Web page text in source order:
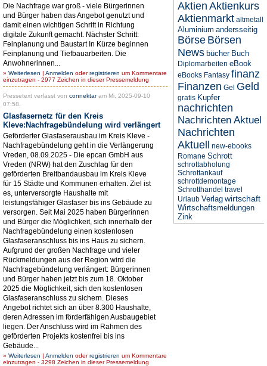
Die Nachfrage war groß - viele Bürgerinnen
und Bürger haben das Angebot genutzt und
damit einen wichtigen Schritt in Richtung
digitale Zukunft gemacht. Nächster Schritt:
Feinplanung und Baustart In Kürze beginnen
Feinplanung und Tiefbauarbeiten. Die
Anwohnerinnen...
» Weiterlesen | Anmelden oderregistrieren um Kommentare
einzutragen - 2977 Zeichen in dieser Pressemeldung
Pressetext verfasst von connektaram Mi, 2025-09-10
07:58.
Glasfasernetz für den Kreis
Kleve:Nachfragebündelung wird verlängert
Geförderter Glasfaserausbau im Kreis Kleve -
Nachfragebündelung geht in die Verlängerung
Vreden, 08.09.2025 - Die epcan GmbH aus
Vreden (NRW) hat den Zuschlag für den
geförderten Breitbandausbau im Kreis Kleve
für 15 Städte und Kommunen erhalten. Ziel ist
es, unterversorgte Haushalte mit
leistungsfähiger Glasfaser bis ins Gebäude zu
versorgen. Seit Mai 2025 haben Bürgerinnen
und Bürger die Möglichkeit, sich innerhalb der
Nachfragebündelung einen kostenlosen
Glasfaseranschluss bis ins Haus zu sichern.
Aufgrund der großen Nachfrage und vieler
Rückmeldungen aus der Region wird die
Nachfragebündelung verlängert: Bürgerinnen
und Bürger haben jetzt bis zum 18. Oktober
2025 die Möglichkeit, sich den kostenlosen
Glasfaseranschluss zu sichern. Dieses
Angebot richtet sich an über 8.300 Haushalte,
deren Adressen im förderfähigen Ausbaugebiet
liegen. Der Anschluss wird im Rahmen des
geförderten Projekts kostenfrei bis ins
Gebäude...
» Weiterlesen | Anmelden oderregistrieren um Kommentare
einzutragen - 3298 Zeichen in dieser Pressemeldung
Aktien Aktienkurs
Aktienmarkt altmetall
Aluminium andersseitig
Börse Börsen
News bücher Buch
Diplomarbeiten eBook
eBooks Fantasy finanz
Finanzen Gel Geld
gratis Kupfer
nachrichten
Nachrichten Aktuel
Nachrichten
Aktuell
new-ebooks
Romane Schrott
schrottabholung
Schrottankauf
schrottdemontage
Schrotthandel travel
Urlaub Verlag wirtschaft
Wirtschaftsmeldungen
Zink